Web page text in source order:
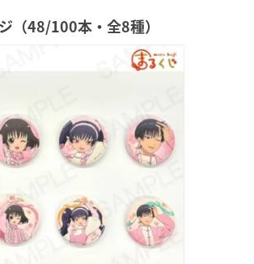
（48/100本・全8種）